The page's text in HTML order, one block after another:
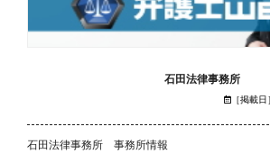
石田法律事務所
［掲載
石田法律事務所 事務所情報